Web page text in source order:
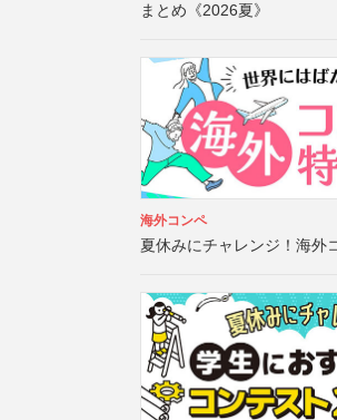
まとめ《2026夏》
海外コンペ
夏休みにチャレンジ！海外